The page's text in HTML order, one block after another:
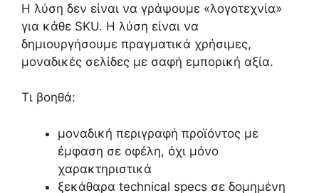
Η λύση δεν είναι να γράψουμε «λογοτεχνία»
για κάθε SKU. Η λύση είναι να
δημιουργήσουμε πραγματικά χρήσιμες,
μοναδικές σελίδες με σαφή εμπορική αξία.
Τι βοηθά:
μοναδική περιγραφή προϊόντος με
έμφαση σε οφέλη, όχι μόνο
χαρακτηριστικά
ξεκάθαρα technical specs σε δομημένη